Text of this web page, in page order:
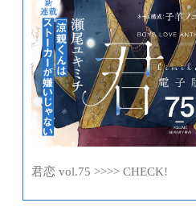
君恋 vol.75 >>>> CHECK!